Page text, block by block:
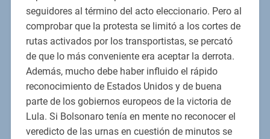
seguidores al término del acto eleccionario. Pero al
comprobar que la protesta se limitó a los cortes de
rutas activados por los transportistas, se percató
de que lo más conveniente era aceptar la derrota.
Además, mucho debe haber influido el rápido
reconocimiento de Estados Unidos y de buena
parte de los gobiernos europeos de la victoria de
Lula. Si Bolsonaro tenía en mente no reconocer el
veredicto de las urnas en cuestión de minutos se